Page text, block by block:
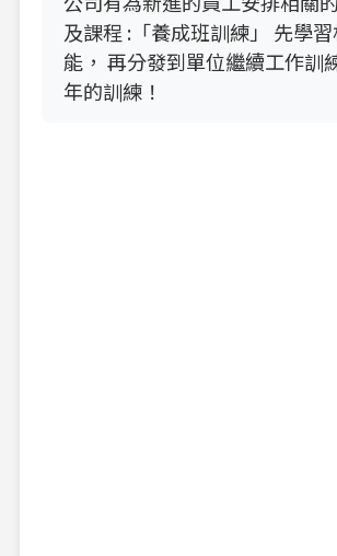
及課程 :「養成班訓練」 先學
能， 再分發到單位繼續工作訓
年的訓練！